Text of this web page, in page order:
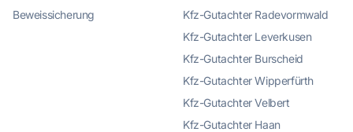
Beweissicherung
Kfz-Gutachter Radevormwald
Kfz-Gutachter Leverkusen
Kfz-Gutachter Burscheid
Kfz-Gutachter Wipperfürth
Kfz-Gutachter Velbert
Kfz-Gutachter Haan